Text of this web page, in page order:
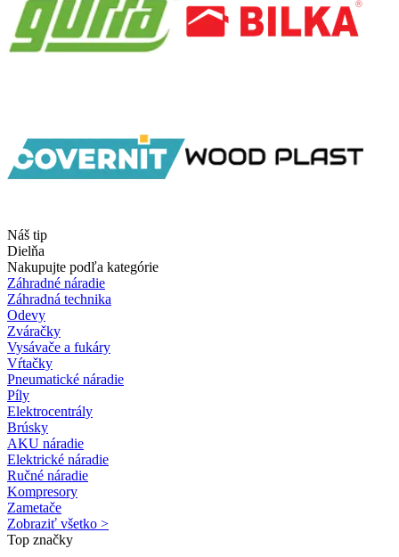
Náš tip
Dielňa
Nakupujte podľa kategórie
Záhradné náradie
Záhradná technika
Odevy
Zváračky
Vysávače a fukáry
Vŕtačky
Pneumatické náradie
Píly
Elektrocentrály
Brúsky
AKU náradie
Elektrické náradie
Ručné náradie
Kompresory
Zametače
Zobraziť všetko >
Top značky